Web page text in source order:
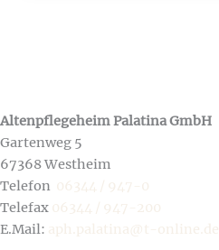
Altenpflegeheim Palatina GmbH
Gartenweg 5
67368 Westheim
Telefon 06344 / 947-0
Telefax 06344 / 947-200
E.Mail: aph.palatina@t-online.de